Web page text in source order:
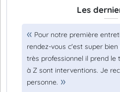
Les
Pour notre première
rendez-vous c'est super
très professionnel il prend le
à Z sont interventions. Je
personne.